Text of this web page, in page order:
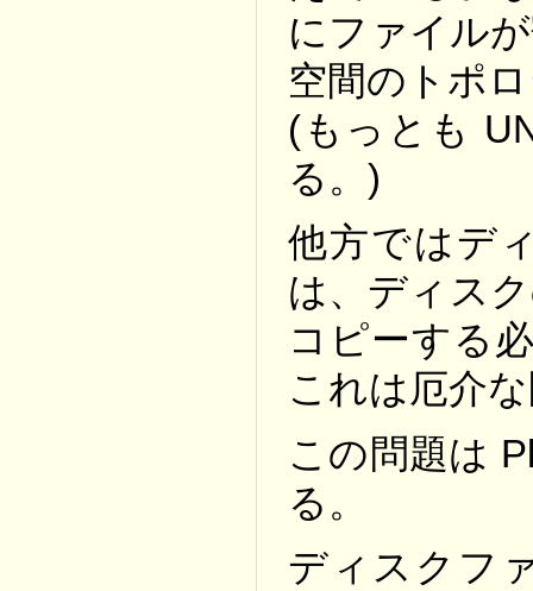
にファイル
空間のトポ
(もっとも
る。)
他方ではデ
は、ディス
コピーする
これは厄介
この問題は
る。
ディスクフ